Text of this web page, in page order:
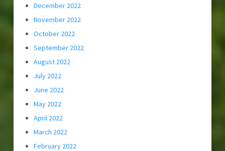
December 2022
November 2022
October 2022
September 2022
August 2022
July 2022
June 2022
May 2022
April 2022
March 2022
February 2022